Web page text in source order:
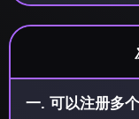
一. 可以注册多